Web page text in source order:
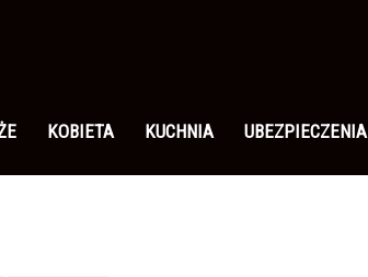
KOBIETA KUCHNIA UBEZPIECZENIA